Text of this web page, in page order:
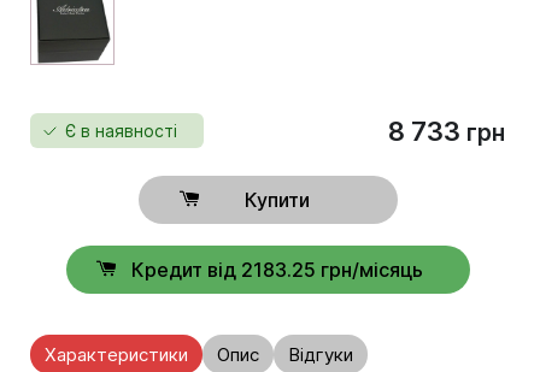
Є в наявності 8 733 грн
Купити
Кредит від 2183.25 грн/місяць
Характеристики Опис Відгуки